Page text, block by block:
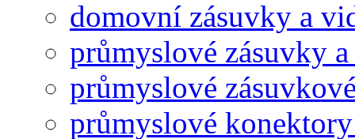
domovní zásuvky a
průmyslové zásuvky
průmyslové
průmyslové